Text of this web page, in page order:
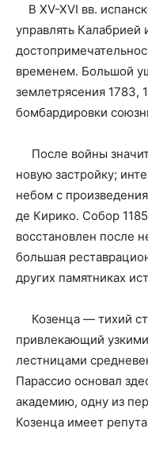
В XV-XVI вв.
управлять
временем. Большой
землетрясения 1783,
бомбардировки
После войны
новую застройку;
небом с
де Кирико. Собор
восстановлен после
большая
других памятниках
Козенца — тихий
привлекающий
лестницами
Парассио основал
академию, одну из
Козенца имеет